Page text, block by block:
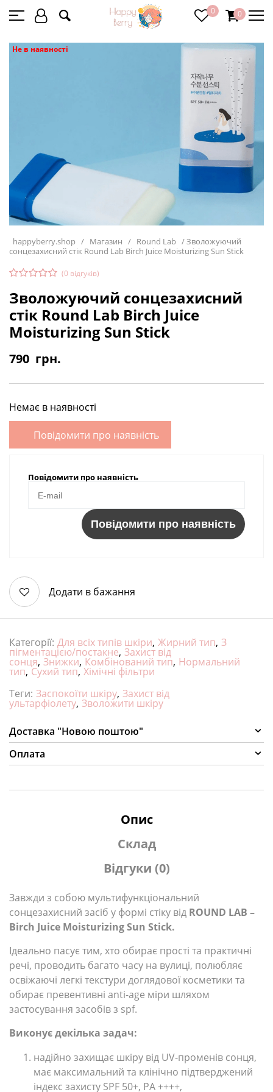
0 0
Не в наявності
happyberry.shop / Магазин / Round Lab /Зволожуючий
сонцезахисний стік Round Lab Birch Juice Moisturizing Sun Stick
(0 відгуків)
Зволожуючий сонцезахисний
стік Round Lab Birch Juice
Moisturizing Sun Stick
790 грн.
Немає в наявності
Повідомити про наявність
Повідомити про наявність
Повідомити про наявність
Додати в бажання
Категорії: Для всіх типів шкіри, Жирний тип, З
пігментацією/постакне, Захист від
сонця, Знижки, Комбінований тип, Нормальний
тип, Сухий тип, Хімічні фільтри
Теги: Заспокоїти шкіру, Захист від
ультарфіолету, Зволожити шкіру
Доставка "Новою поштою"
Оплата
Опис
Склад
Відгуки (0)
Завжди з собою мультифункціональний
сонцезахисний засіб у формі стіку від ROUND LAB –
Birch Juice Moisturizing Sun Stick.
Ідеально пасує тим, хто обирає прості та практичні
речі, проводить багато часу на вулиці, полюбляє
освіжаючі легкі текстури доглядової косметики та
обирає превентивні anti-age міри шляхом
застосування засобів з spf.
Виконує декілька задач:
надійно захищає шкіру від UV-променів сонця,
має максимальний та клінічно підтверджений
індекс захисту SPF 50+, PA ++++,